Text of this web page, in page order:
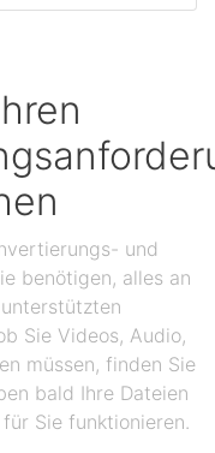
und
benötigen, alles an
Sie Videos, Audio,
müssen, finden Sie
bald Ihre Dateien
Sie funktionieren.